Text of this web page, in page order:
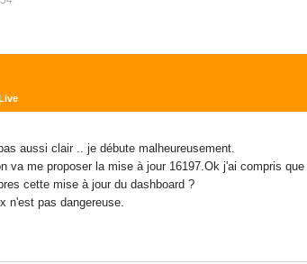
aussi clair .. je débute malheureusement.
va me proposer la mise à jour 16197.Ok j'ai compris
cette mise à jour du dashboard ?
n'est pas dangereuse.